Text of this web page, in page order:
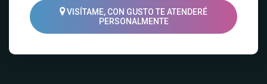
VISÍTAME, CON GUSTO TE ATENDERÉ
PERSONALMENTE